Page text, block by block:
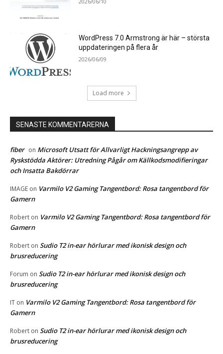
WordPress 7.0 Armstrong är här – största
uppdateringen på flera år
2026/06/09
Load more
SENASTE KOMMENTARERNA
fiber on Microsoft Utsatt för Allvarligt Hackningsangrepp av
Ryskstödda Aktörer: Utredning Pågår om Källkodsmodifieringar
och Insatta Bakdörrar
IMAGE on Varmilo V2 Gaming Tangentbord: Rosa tangentbord för
Gamern
Robert on Varmilo V2 Gaming Tangentbord: Rosa tangentbord för
Gamern
Robert on Sudio T2 in-ear hörlurar med ikonisk design och
brusreducering
Forum on Sudio T2 in-ear hörlurar med ikonisk design och
brusreducering
IT on Varmilo V2 Gaming Tangentbord: Rosa tangentbord för
Gamern
Robert on Sudio T2 in-ear hörlurar med ikonisk design och
brusreducering